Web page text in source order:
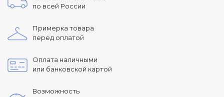
по всей России
Примерка товара
перед оплатой
Оплата наличными
или банковской картой
Возможность